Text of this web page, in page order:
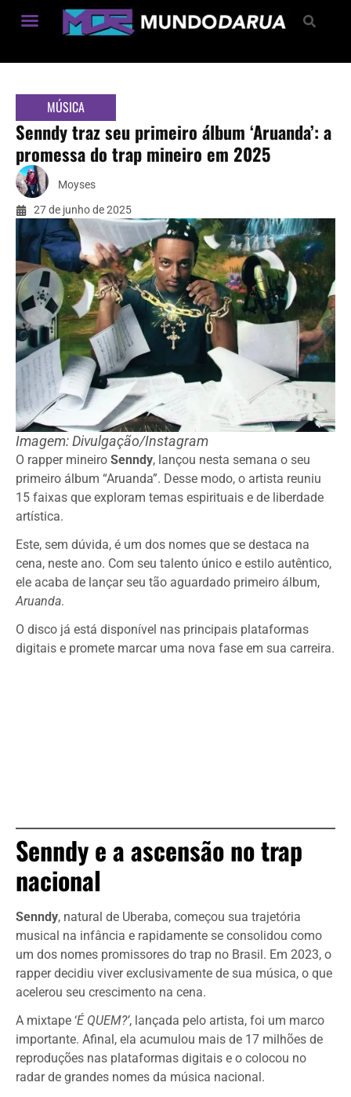
MÚSICA
Senndy traz seu primeiro álbum ‘Aruanda’: a
promessa do trap mineiro em 2025
Moyses
27 de junho de 2025
Imagem: Divulgação/Instagram
O rapper mineiro Senndy, lançou nesta semana o seu
primeiro álbum “Aruanda”. Desse modo, o artista reuniu
15 faixas que exploram temas espirituais e de liberdade
artística.
Este, sem dúvida, é um dos nomes que se destaca na
cena, neste ano. Com seu talento único e estilo autêntico,
ele acaba de lançar seu tão aguardado primeiro álbum,
Aruanda.
O disco já está disponível nas principais plataformas
digitais e promete marcar uma nova fase em sua carreira.
Senndy e a ascensão no trap
nacional
Senndy, natural de Uberaba, começou sua trajetória
musical na infância e rapidamente se consolidou como
um dos nomes promissores do trap no Brasil. Em 2023, o
rapper decidiu viver exclusivamente de sua música, o que
acelerou seu crescimento na cena.
A mixtape ‘É QUEM?’, lançada pelo artista, foi um marco
importante. Afinal, ela acumulou mais de 17 milhões de
reproduções nas plataformas digitais e o colocou no
radar de grandes nomes da música nacional.